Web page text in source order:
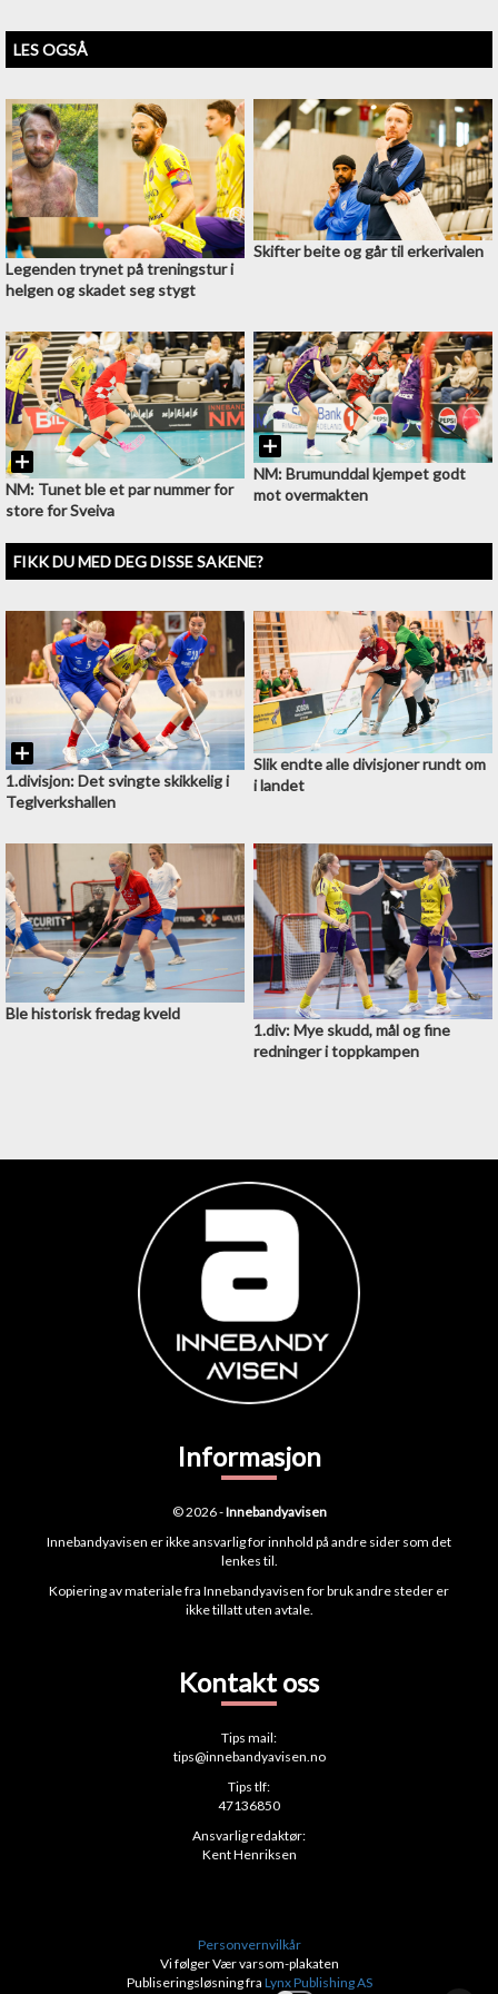
LES OGSÅ
Legenden trynet på treningstur i
helgen og skadet seg stygt
Skifter beite og går til erkerivalen
NM: Tunet ble et par nummer for
store for Sveiva
NM: Brumunddal kjempet godt
mot overmakten
FIKK DU MED DEG DISSE SAKENE?
1.divisjon: Det svingte skikkelig i
Teglverkshallen
Slik endte alle divisjoner rundt om
i landet
Ble historisk fredag kveld
1.div: Mye skudd, mål og fine
redninger i toppkampen
Informasjon
© 2026 -Innebandyavisen
Innebandyavisen er ikke ansvarlig for innhold på andre sider som det
lenkes til.
Kopiering av materiale fra Innebandyavisen for bruk andre steder er
ikke tillatt uten avtale.
Kontakt oss
Tips mail:
tips@innebandyavisen.no
Tips tlf:
47136850
Ansvarlig redaktør:
Kent Henriksen
Personvernvilkår
Vi følger Vær varsom-plakaten
Publiseringsløsning fra Lynx Publishing AS